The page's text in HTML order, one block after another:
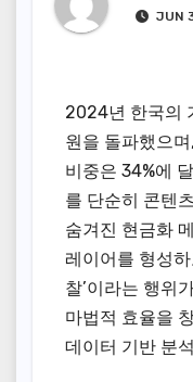
JUN
2024년 한국의
원을 돌파했으
비중은 34%에
를 단순히 콘텐
숨겨진 현금화
레이어를 형성
찰’이라는 행위
마법적 효율을
데이터 기반 분